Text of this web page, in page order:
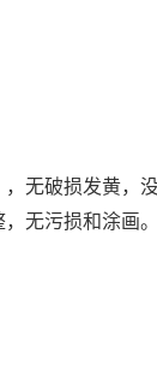
无破损发黄，
无污损和涂画。